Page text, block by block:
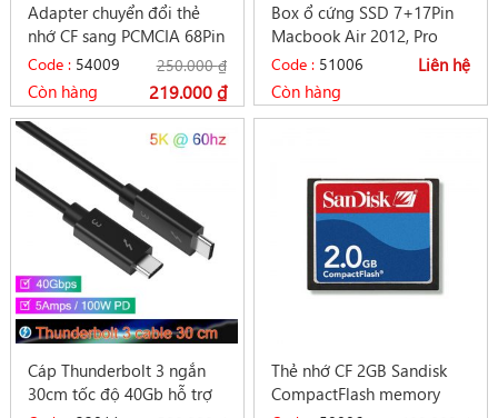
Adapter chuyển đổi thẻ
nhớ CF sang PCMCIA 68Pin
IDE / ATA máy CNC250.000₫
219.000₫
Code : 54009
Còn hàng
Box ổ cứng SSD 7+17Pin
Macbook Air 2012, Pro
2012 sang USB 3.0
Liên hệ
Code : 51006
Còn hàng
Cáp Thunderbolt 3 ngắn
30cm tốc độ 40Gb hỗ trợ
Thẻ nhớ CF 2GB Sandisk
CompactFlash memory